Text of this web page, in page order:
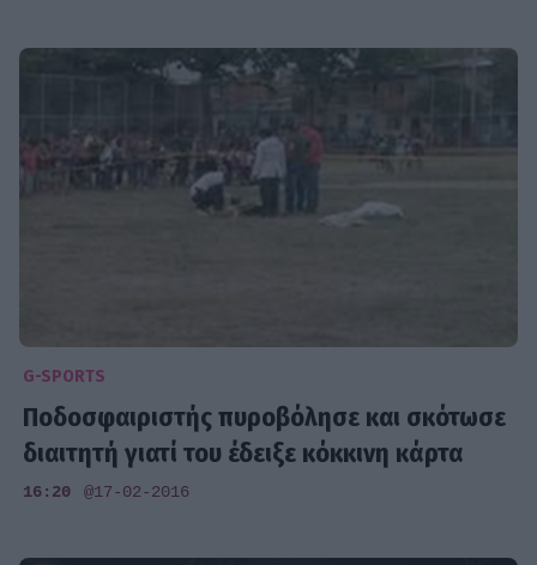
G-SPORTS
Ποδοσφαιριστής πυροβόλησε και σκότωσε
διαιτητή γιατί του έδειξε κόκκινη κάρτα
16:20 @17-02-2016